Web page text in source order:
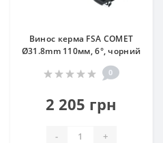
Винос керма FSA COMET
Ø31.8mm 110мм, 6°, чорний
0
2 205 грн
- +